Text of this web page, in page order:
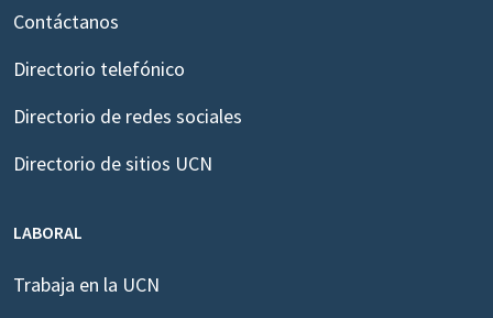
Contáctanos
Directorio telefónico
Directorio de redes sociales
Directorio de sitios UCN
LABORAL
Trabaja en la UCN